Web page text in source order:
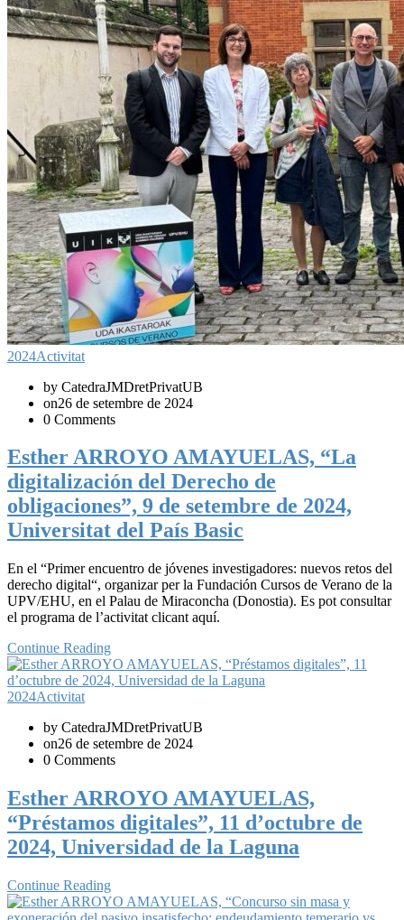
2024Activitat
by CatedraJMDretPrivatUB
on26 de setembre de 2024
0 Comments
Esther ARROYO AMAYUELAS, “La
digitalización del Derecho de
obligaciones”, 9 de setembre de 2024,
Universitat del País Basic
En el “Primer encuentro de jóvenes investigadores: nuevos retos del
derecho digital“, organizar per la Fundación Cursos de Verano de la
UPV/EHU, en el Palau de Miraconcha (Donostia). Es pot consultar
el programa de l’activitat clicant aquí.
Continue Reading
2024Activitat
by CatedraJMDretPrivatUB
on26 de setembre de 2024
0 Comments
Esther ARROYO AMAYUELAS,
“Préstamos digitales”, 11 d’octubre de
2024, Universidad de la Laguna
Continue Reading